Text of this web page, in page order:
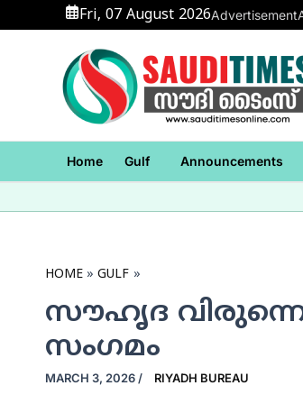
to
Fri, 07 August 2026Advertisement
Home Gulf Announcements
HOME GULF
സൗഹൃദ
സംഗമം
MARCH 3, 2026 / RIYADH BUREAU